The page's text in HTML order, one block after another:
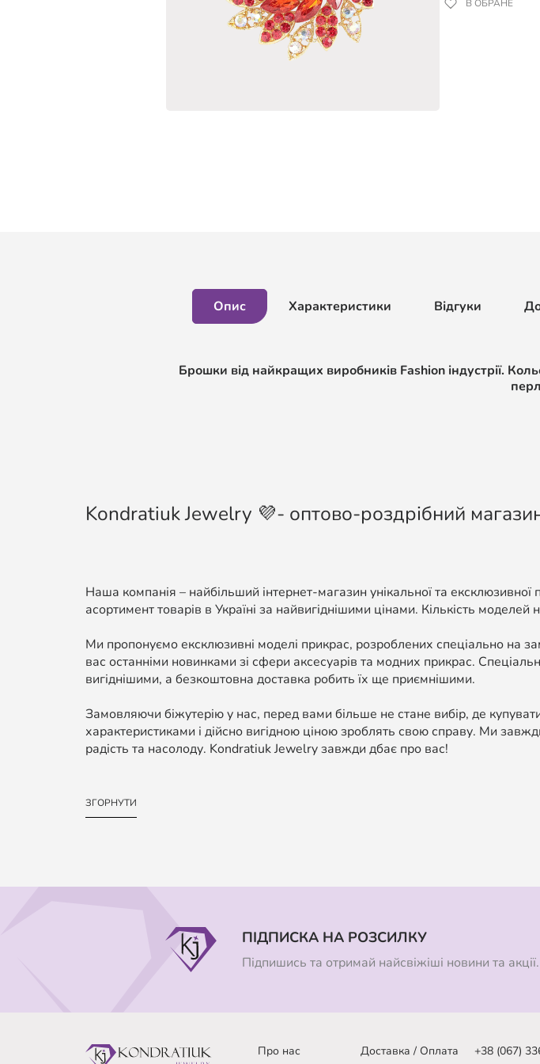
В ОБРАНЕ
Опис Характеристики Відгуки
Брошки від найкращих виробників Fashion індустрії.
Kondratiuk Jewelry 💜- оптово-роздрібний магазин
Наша компанія – найбільший інтернет-магазин унікальної та
асортимент товарів в Україні за найвигіднішими цінами. Кількість
Ми пропонуємо ексклюзивні моделі прикрас, розроблених спеціально на
вас останніми новинками зі сфери аксесуарів та модних прикрас.
вигіднішими, а безкоштовна доставка робить їх ще приємнішими.
Замовляючи біжутерію у нас, перед вами більше не стане вибір, де
характеристиками і дійсно вигідною ціною зроблять свою справу. Ми
радість та насолоду. Kondratiuk Jewelry завжди дбає про вас!
ЗГОРНУТИ
ПІДПИСКА НА РОЗСИЛКУ
Підпишись та отримай найсвіжіші новини та акції.
Про нас Доставка / Оплата +38 (067)